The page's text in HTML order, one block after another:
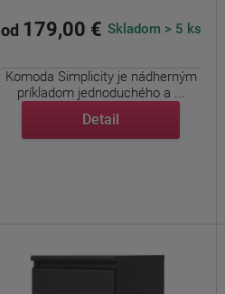
od 179,00 € Skladom > 5 ks
Komoda Simplicity je nádherným
príkladom jednoduchého a ...
Detail